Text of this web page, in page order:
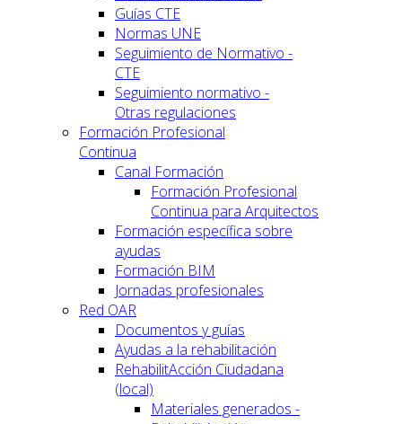
Guías CTE
Normas UNE
Seguimiento de Normativo -
CTE
Seguimiento normativo -
Otras regulaciones
Formación Profesional
Continua
Canal Formación
Formación Profesional
Continua para Arquitectos
Formación específica sobre
ayudas
Formación BIM
Jornadas profesionales
Red OAR
Documentos y guías
Ayudas a la rehabilitación
RehabilitAcción Ciudadana
(local)
Materiales generados -